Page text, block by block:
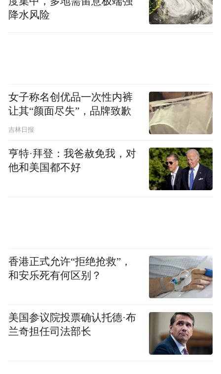
降水风险
女子称名创优品一次性内裤
让其“颜面尽失”，品牌致歉
吉林日报
亨特·拜登：我爸赦免我，对
他和美国都不好
香港正式允许“拒绝抢救”，
和安乐死有何区别？
美国参议院投票确认托德·布
兰奇担任司法部长